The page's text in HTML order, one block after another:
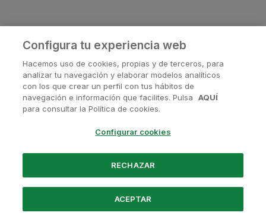
¿Tienes alguna pregunta?
Contactanos en
Powered by Santander
Configura tu experiencia web
Hacemos uso de cookies, propias y de terceros, para
analizar tu navegación y elaborar modelos analíticos
con los que crear un perfil con tus hábitos de
navegación e información que facilites. Pulsa
AQUÍ
para consultar la Política de cookies.
Configurar cookies
RECHAZAR
ACEPTAR